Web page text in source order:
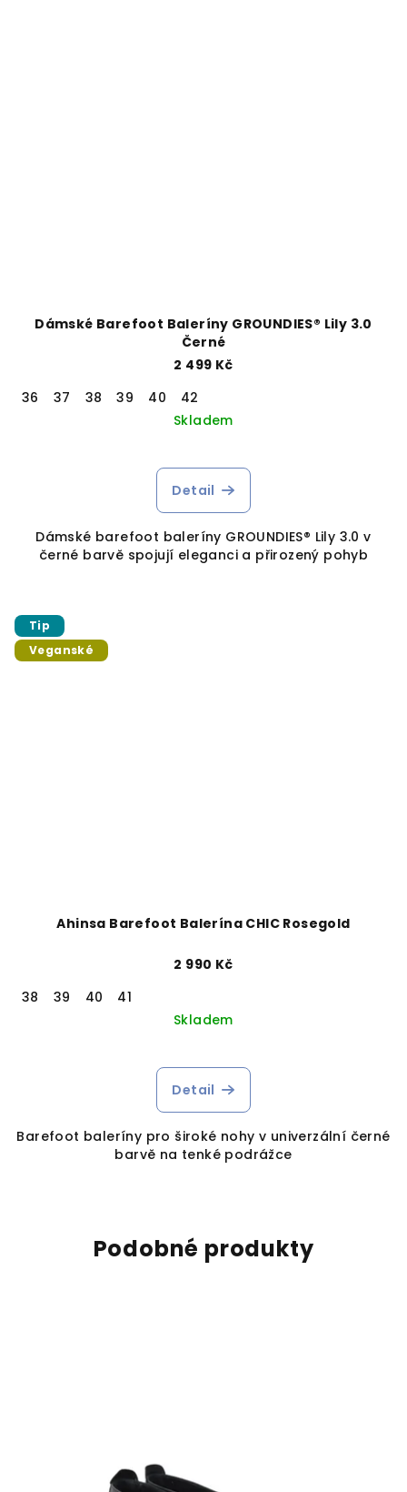
Dámské Barefoot Baleríny GROUNDIES® Lily 3.0
Černé
2 499 Kč
36
37 38 39 40
42
Skladem
Detail
Dámské barefoot baleríny GROUNDIES® Lily 3.0 v
černé barvě spojují eleganci a přirozený pohyb
Tip
Veganské
Ahinsa Barefoot Balerína CHIC Rosegold
2 990 Kč
38
39 40
41
Skladem
Detail
Barefoot baleríny pro široké nohy v univerzální černé
barvě na tenké podrážce
Podobné produkty